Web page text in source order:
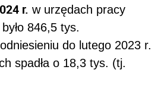
r. w urzędach pracy
846,5 tys.
do lutego 2023 r.
spadła o 18,3 tys. (tj.